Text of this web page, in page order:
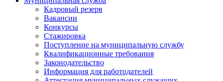
Кадровый резерв
Вакансии
Конкурсы
Стажировка
Поступление на муниципальную службу
Квалификационные требования
Законодательство
Информация для работодателей